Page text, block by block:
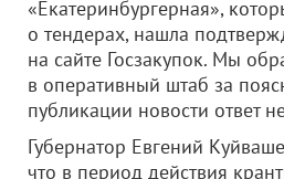
«Екатеринбургерная»,
о тендерах, нашла
на сайте Госзакупок. Мы
в оперативный штаб за
публикации новости ответ
Губернатор Евгений
что в период действия